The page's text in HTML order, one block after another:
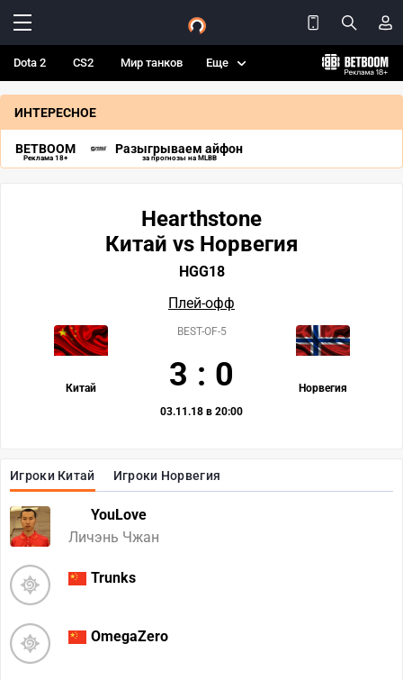
Dota 2 CS2 Мир танков Еще
ИНТЕРЕСНОЕ
BETBOOM
Реклама 18+
Разыгрываем айфон
за прогнозы на MLBB
Игроки Китай Игроки Норвегия
YouLove
Личэнь Чжан
Trunks
OmegaZero
Hearthstone
Китай vs Норвегия
HGG18
Плей-офф
Китай Норвегия
BEST-OF-5
3 : 0
03.11.18 в 20:00